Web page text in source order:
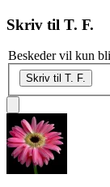
Skriv til T. F.
Beskeder vil kun
Skriv til T. F.